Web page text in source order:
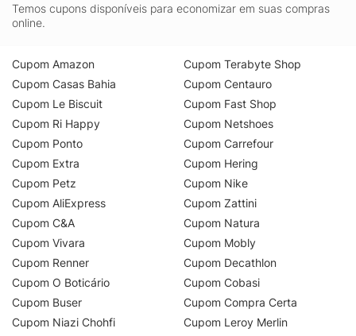
Temos cupons disponíveis para economizar em suas compras
online.
Cupom Amazon
Cupom Casas Bahia
Cupom Le Biscuit
Cupom Ri Happy
Cupom Ponto
Cupom Extra
Cupom Petz
Cupom AliExpress
Cupom C&A
Cupom Vivara
Cupom Renner
Cupom O Boticário
Cupom Buser
Cupom Niazi Chohfi
Cupom Terabyte Shop
Cupom Centauro
Cupom Fast Shop
Cupom Netshoes
Cupom Carrefour
Cupom Hering
Cupom Nike
Cupom Zattini
Cupom Natura
Cupom Mobly
Cupom Decathlon
Cupom Cobasi
Cupom Compra Certa
Cupom Leroy Merlin